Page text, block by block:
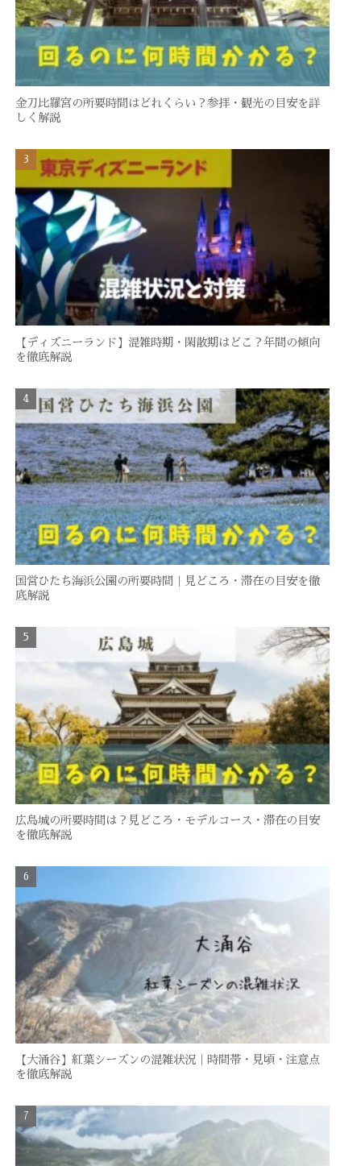
金刀比羅宮の所要時間はどれくらい？参拝・観光の目安を詳
しく解説
【ディズニーランド】混雑時期・閑散期はどこ？年間の傾向
を徹底解説
国営ひたち海浜公園の所要時間｜見どころ・滞在の目安を徹
底解説
広島城の所要時間は？見どころ・モデルコース・滞在の目安
を徹底解説
【大涌谷】紅葉シーズンの混雑状況｜時間帯・見頃・注意点
を徹底解説